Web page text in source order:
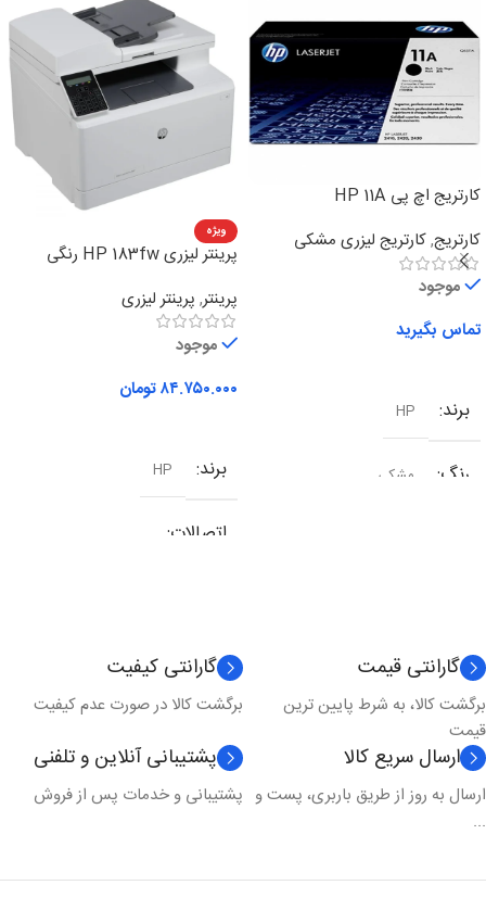
کارتریج اچ پی HP 11A
کارتریج,کارتریج لیزری مشکی
موجود
تماس بگیرید
برند HP
رنگ مشکی
ویژه
پرینتر لیزری HP 183fw رنگی
پرینتر, پرینتر لیزری
موجود
۸۴.۷۵۰.۰۰۰تومان
برند HP
اتصالات
نوع کارکرد
تکنولوژی چاپ لیزری
مدل چاپ
گارانتی قیمت
برگشت کالا، به شرط پایین ترین
قیمت
گارانتی کیفیت
برگشت کالا در صورت عدم کیفیت
ارسال سریع کالا
ارسال به روز از طریق باربری، پست و
...
پشتیبانی آنلاین و تلفنی
پشتیبانی و خدمات پس از فروش